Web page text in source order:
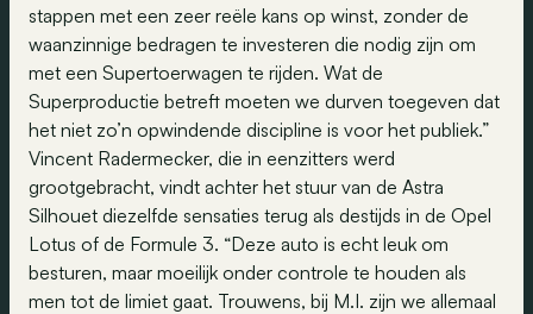
stappen met een zeer reële kans op winst, zonder de
waanzinnige bedragen te investeren die nodig zijn om
met een Supertoerwagen te rijden. Wat de
Superproductie betreft moeten we durven toegeven dat
het niet zo’n opwindende discipline is voor het publiek.”
Vincent Radermecker, die in eenzitters werd
grootgebracht, vindt achter het stuur van de Astra
Silhouet diezelfde sensaties terug als destijds in de Opel
Lotus of de Formule 3. “Deze auto is echt leuk om
besturen, maar moeilijk onder controle te houden als
men tot de limiet gaat. Trouwens, bij M.I. zijn we allemaal